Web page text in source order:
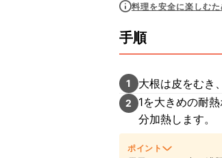
料理を安全に楽しむ
手順
1 大根は皮をむき
2
1を大きめの耐
分加熱します。
ポイント